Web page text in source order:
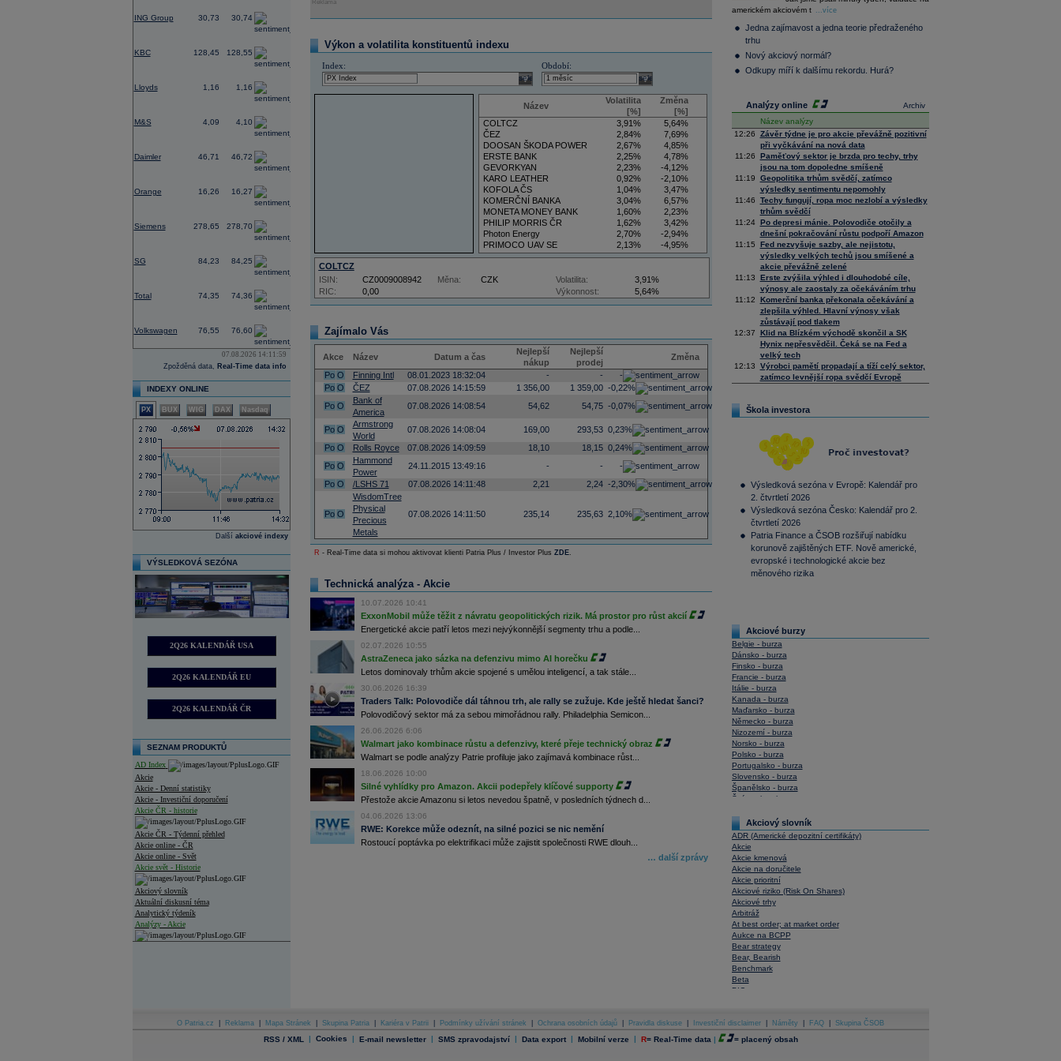
ING Group 30,73 30,74
KBC 128,45 128,55
1,02
Lloyds 1,16 1,16
M&S 4,09 4,10
Daimler 46,71 46,72
Orange 16,26 16,27
Siemens 278,65 278,70
SG 84,23 84,25
Total 74,35 74,36
Volkswagen 76,55 76,60
07.08.2026 14:11:59
Zpožděná data, Real-Time data info
INDEXY ONLINE
PX BUX WIG DAX Nasdaq
Další akciové indexy
VÝSLEDKOVÁ SEZÓNA
2Q26 KALENDÁŘ USA
2Q26 KALENDÁŘ EU
2Q26 KALENDÁŘ ČR
SEZNAM PRODUKTŮ
AD Index
Akcie
Akcie - Denní statistiky
Akcie - Investiční doporučení
Akcie ČR - historie
Akcie ČR - Týdenní přehled
Akcie online - ČR
Akcie online - Svět
Akcie svět - Historie
Akciový slovník
Aktuální diskusní téma
Analytický týdeník
Analýzy - Akcie
Ankety a diskuze
Archiv - Analýzy online
Reklama
Výkon a volatilita konstituentů indexu
Index:
select
Období:
select
Název
Volatilita
[%]
Změna
[%]
COLTCZ
3,91%
5,64%
ČEZ
2,84%
7,69%
DOOSAN ŠKODA POWER
2,67%
4,85%
ERSTE BANK
2,25%
4,78%
GEVORKYAN
2,23%
-4,12%
KARO LEATHER
0,92%
-2,10%
KOFOLA ČS
1,04%
3,47%
KOMERČNÍ BANKA
3,04%
6,57%
MONETA MONEY BANK
1,60%
2,23%
PHILIP MORRIS ČR
1,62%
3,42%
Photon Energy
2,70%
-2,94%
PRIMOCO UAV SE
2,13%
-4,95%
VIG
4,09%
11,61%
COLTCZ
RIC: 0,00
ISIN: CZ0009008942 Měna: CZK Volatilita:
3,91%
Výkonnost:
5,64%
Zajímalo Vás
Akce Název Datum a čas
Nejlepší
nákup
Nejlepší
prodej
Změna
Po O Finning Intl 08.01.2023 18:32:04 - -
-
Po O ČEZ 07.08.2026 14:15:59 1 356,00 1 359,00 -0,22%
Po O
Bank of
America
07.08.2026 14:08:54 54,62 54,75 -0,07%
Po O
Armstrong
World
07.08.2026 14:08:04 169,00 293,53 0,23%
Po O Rolls Royce 07.08.2026 14:09:59 18,10 18,15 0,24%
Po O
Hammond
Power
24.11.2015 13:49:16 - -
-
Po O /LSHS 71 07.08.2026 14:11:48 2,21 2,24 -2,30%
Po O
WisdomTree
Physical
Precious
Metals
07.08.2026 14:11:50 235,14 235,63 2,10%
R - Real-Time data si mohou aktivovat klienti Patria Plus / Investor Plus ZDE.
Technická analýza - Akcie
10.07.2026 10:41
ExxonMobil může těžit z návratu geopolitických rizik. Má prostor pro růst akcií
Energetické akcie patří letos mezi nejvýkonnější segmenty trhu a podle...
02.07.2026 10:55
AstraZeneca jako sázka na defenzivu mimo AI horečku
Letos dominovaly trhům akcie spojené s umělou inteligencí, a tak stále...
30.06.2026 16:39
Traders Talk: Polovodiče dál táhnou trh, ale rally se zužuje. Kde ještě hledat šanci?
Polovodičový sektor má za sebou mimořádnou rally. Philadelphia Semicon...
26.06.2026 6:06
Walmart jako kombinace růstu a defenzivy, které přeje technický obraz
Walmart se podle analýzy Patrie profiluje jako zajímavá kombinace růst...
18.06.2026 10:00
Silné vyhlídky pro Amazon. Akcii podepřely klíčové supporty
Přestože akcie Amazonu si letos nevedou špatně, v posledních týdnech d...
04.06.2026 13:06
RWE: Korekce může odeznít, na silné pozici se nic nemění
Rostoucí poptávka po elektrifikaci může zajistit společnosti RWE dlouh...
… další zprávy
Composite
36 128,57 -0,05
Tecdax
Performance
index
4 066,17
americkém akciovém t
...více
Jedna zajímavost a jedna teorie předraženého
trhu
Nový akciový normál?
Odkupy míří k dalšímu rekordu. Hurá?
Archiv
Analýzy online
Název analýzy
12:26
Závěr týdne je pro akcie převážně pozitivní
při vyčkávání na nová data
11:26
Paměťový sektor je brzda pro techy, trhy
jsou na tom dopoledne smíšeně
11:19
Geopolitika trhům svědčí, zatímco
výsledky sentimentu nepomohly
11:46
Techy fungují, ropa moc nezlobí a výsledky
trhům svědčí
11:24
Po depresi mánie. Polovodiče otočily a
dnešní pokračování růstu podpoří Amazon
11:15
Fed nezvyšuje sazby, ale nejistotu,
výsledky velkých techů jsou smíšené a
akcie převážně zelené
11:13
Erste zvýšila výhled i dlouhodobé cíle,
výnosy ale zaostaly za očekáváním trhu
11:12
Komerční banka překonala očekávání a
zlepšila výhled. Hlavní výnosy však
zůstávají pod tlakem
12:37
Klid na Blízkém východě skončil a SK
Hynix nepřesvědčil. Čeká se na Fed a
velký tech
12:13
Výrobci pamětí propadají a tíží celý sektor,
zatímco levnější ropa svědčí Evropě
Škola investora
Výsledková sezóna v Evropě: Kalendář pro
2. čtvrtletí 2026
Výsledková sezóna Česko: Kalendář pro 2.
čtvrtletí 2026
Patria Finance a ČSOB rozšiřují nabídku
korunově zajištěných ETF. Nově americké,
evropské i technologické akcie bez
měnového rizika
Akciové burzy
Belgie - burza
Dánsko - burza
Finsko - burza
Francie - burza
Itálie - burza
Kanada - burza
Maďarsko - burza
Německo - burza
Nizozemí - burza
Norsko - burza
Polsko - burza
Portugalsko - burza
Slovensko - burza
Španělsko - burza
Švýcarsko - burza
Akciový slovník
ADR (Americké depozitní certifikáty)
Akcie
Akcie kmenová
Akcie na doručitele
Akcie prioritní
Akciové riziko (Risk On Shares)
Akciové trhy
Arbitráž
At best order; at market order
Aukce na BCPP
Bear strategy
Bear, Bearish
Benchmark
Beta
BIC
Bonita
Book To Bill Ratio
Book Value
O Patria.cz Reklama Mapa Stránek Skupina Patria Kariéra v Patrii Podmínky užívání stránek Ochrana osobních údajů Pravidla diskuse Investiční disclaimer Náměty FAQ Skupina ČSOB
RSS / XML | Cookies | E-mail newsletter | SMS zpravodajství | Data export | Mobilní verze | R= Real-Time data | = placený obsah